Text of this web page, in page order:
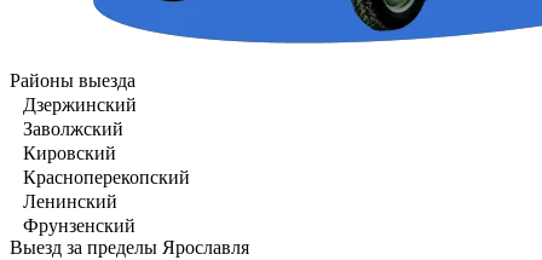
Районы выезда
Дзержинский
Заволжский
Кировский
Красноперекопский
Ленинский
Фрунзенский
Выезд за пределы Ярославля